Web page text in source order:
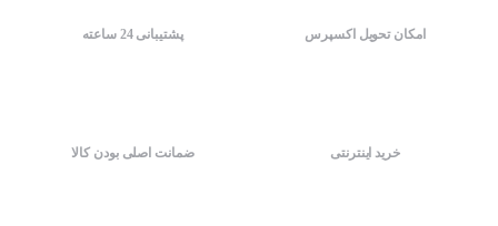
امکان تحویل اکسپرس پشتیبانی 24 ساعته
خرید اینترنتی ضمانت اصلی بودن کالا